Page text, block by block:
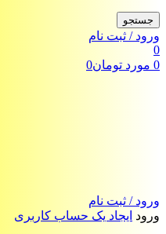
جستجو
ورود / ثبت نام
0
0 مورد تومان0
ورود / ثبت نام
ورود ایجاد یک حساب کاربری